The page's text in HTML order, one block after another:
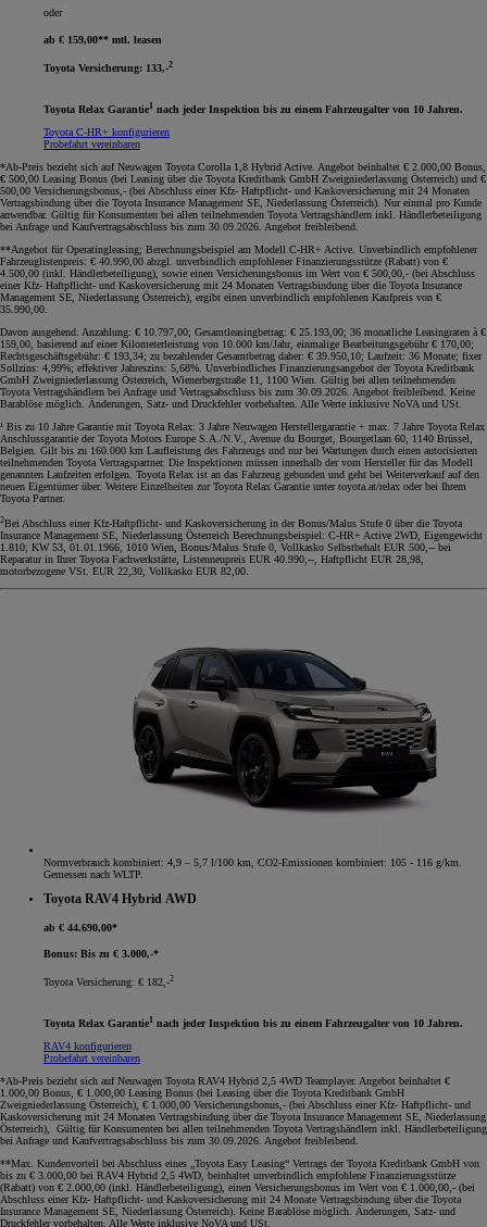
oder
ab € 159,00** mtl. leasen
Toyota Versicherung: 133,-2
Toyota Relax Garantie1 nach jeder Inspektion bis zu einem Fahrzeugalter von 10 Jahren.
Toyota C-HR+ konfigurieren
Probefahrt vereinbaren
*Ab-Preis bezieht sich auf Neuwagen Toyota Corolla 1,8 Hybrid Active. Angebot beinhaltet € 2.000,00 Bonus,
€ 500,00 Leasing Bonus (bei Leasing über die Toyota Kreditbank GmbH Zweigniederlassung Österreich) und €
500,00 Versicherungsbonus,- (bei Abschluss einer Kfz- Haftpflicht- und Kaskoversicherung mit 24 Monaten
Vertragsbindung über die Toyota Insurance Management SE, Niederlassung Österreich). Nur einmal pro Kunde
anwendbar. Gültig für Konsumenten bei allen teilnehmenden Toyota Vertragshändlern inkl. Händlerbeteiligung
bei Anfrage und Kaufvertragsabschluss bis zum 30.09.2026. Angebot freibleibend
**Angebot für Operatingleasing; Berechnungsbeispiel am Modell C-HR+ Active. Unverbindlich empfohlener
Fahrzeuglistenpreis: € 40.990,00 abzgl. unverbindlich empfohlener Finanzierungsstütze (Rabatt) von €
4.500,00 (inkl. Händlerbeteiligung), sowie einen Versicherungsbonus im Wert von € 500,00,- (bei Abschluss
einer Kfz- Haftpflicht- und Kaskoversicherung mit 24 Monaten Vertragsbindung über die Toyota Insurance
Management SE, Niederlassung Österreich), ergibt einen unverbindlich empfohlenen Kaufpreis von €
35.990,00.
Davon ausgehend: Anzahlung: € 10.797,00; Gesamtleasingbetrag: € 25.193,00; 36 monatliche Leasingraten à €
159,00, basierend auf einer Kilometerleistung von 10.000 km/Jahr, einmalige Bearbeitungsgebühr € 170,00;
Rechtsgeschäftsgebühr: € 193,34; zu bezahlender Gesamtbetrag daher: € 39.950,10; Laufzeit: 36 Monate; fixer
Sollzins: 4,99%; effektiver Jahreszins: 5,68%. Unverbindliches Finanzierungsangebot der Toyota Kreditbank
GmbH Zweigniederlassung Österreich, Wienerbergstraße 11, 1100 Wien. Gültig bei allen teilnehmenden
Toyota Vertragshändlern bei Anfrage und Vertragsabschluss bis zum 30.09.2026. Angebot freibleibend. Keine
Barablöse möglich. Änderungen, Satz- und Druckfehler vorbehalten. Alle Werte inklusive NoVA und USt
¹ Bis zu 10 Jahre Garantie mit Toyota Relax: 3 Jahre Neuwagen Herstellergarantie + max. 7 Jahre Toyota Relax
Anschlussgarantie der Toyota Motors Europe S.A./N.V., Avenue du Bourget, Bourgetlaan 60, 1140 Brüssel,
Belgien. Gilt bis zu 160.000 km Laufleistung des Fahrzeugs und nur bei Wartungen durch einen autorisierten
teilnehmenden Toyota Vertragspartner. Die Inspektionen müssen innerhalb der vom Hersteller für das Modell
genannten Laufzeiten erfolgen. Toyota Relax ist an das Fahrzeug gebunden und geht bei Weiterverkauf auf den
neuen Eigentümer über. Weitere Einzelheiten zur Toyota Relax Garantie unter toyota.at/relax oder bei Ihrem
Toyota Partner.
2Bei Abschluss einer Kfz-Haftpflicht- und Kaskoversicherung in der Bonus/Malus Stufe 0 über die Toyota
Insurance Management SE, Niederlassung Österreich Berechnungsbeispiel: C-HR+ Active 2WD, Eigengewicht
1.810; KW 53, 01.01.1966, 1010 Wien, Bonus/Malus Stufe 0, Vollkasko Selbstbehalt EUR 500,-- bei
Reparatur in Ihrer Toyota Fachwerkstätte, Listenneupreis EUR 40.990,--, Haftpflicht EUR 28,98,
motorbezogene VSt. EUR 22,30, Vollkasko EUR 82,00.
Normverbrauch kombiniert: 4,9 – 5,7 l/100 km, CO2-Emissionen kombiniert: 105 - 116 g/km.
Gemessen nach WLTP.
Toyota RAV4 Hybrid AWD
ab € 44.690,00*
Bonus: Bis zu € 3.000,-*
Toyota Versicherung: € 182,-2
Toyota Relax Garantie
nach jeder Inspektion bis zu einem Fahrzeugalter von 10 Jahren.
RAV4 konfigurieren
Probefahrt vereinbaren
*Ab-Preis bezieht sich auf Neuwagen Toyota RAV4 Hybrid 2,5 4WD Teamplayer. Angebot beinhaltet €
1.000,00 Bonus, € 1.000,00 Leasing Bonus (bei Leasing über die Toyota Kreditbank GmbH
Zweigniederlassung Österreich), € 1.000,00 Versicherungsbonus,- (bei Abschluss einer Kfz- Haftpflicht- und
Kaskoversicherung mit 24 Monaten Vertragsbindung über die Toyota Insurance Management SE, Niederlassung
Österreich), Gültig für Konsumenten bei allen teilnehmenden Toyota Vertragshändlern inkl. Händlerbeteiligung
bei Anfrage und Kaufvertragsabschluss bis zum 30.09.2026. Angebot freibleibend.
**Max. Kundenvorteil bei Abschluss eines „Toyota Easy Leasing“ Vertrags der Toyota Kreditbank GmbH von
bis zu € 3.000,00 bei RAV4 Hybrid 2,5 4WD, beinhaltet unverbindlich empfohlene Finanzierungsstütze
(Rabatt) von € 2.000,00 (inkl. Händlerbeteiligung), einen Versicherungsbonus im Wert von € 1.000,00,- (bei
Abschluss einer Kfz- Haftpflicht- und Kaskoversicherung mit 24 Monate Vertragsbindung über die Toyota
Insurance Management SE, Niederlassung Österreich). Keine Barablöse möglich. Änderungen, Satz- und
Druckfehler vorbehalten. Alle Werte inklusive NoVA und USt.